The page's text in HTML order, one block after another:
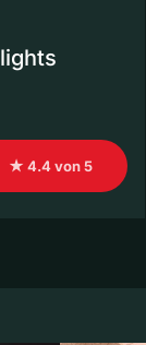
★ 4.4 von 5